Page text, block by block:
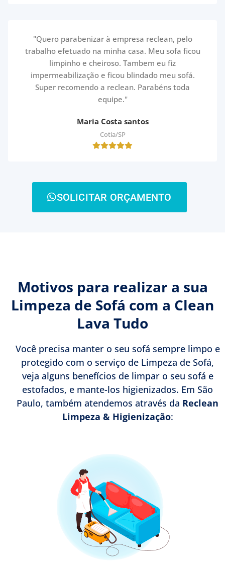
"Quero parabenizar à empresa reclean, pelo
trabalho efetuado na minha casa. Meu sofa ficou
limpinho e cheiroso. Tambem eu fiz
impermeabilização e ficou blindado meu sofá.
Super recomendo a reclean. Parabéns toda
equipe."
Maria Costa santos
Cotia/SP
SOLICITAR ORÇAMENTO
Motivos para realizar a sua
Limpeza de Sofá com a Clean
Lava Tudo
Você precisa manter o seu sofá sempre limpo e
protegido com o serviço de Limpeza de Sofá,
veja alguns benefícios de limpar o seu sofá e
estofados, e mante-los higienizados. Em São
Paulo, também atendemos através da Reclean
Limpeza & Higienização: